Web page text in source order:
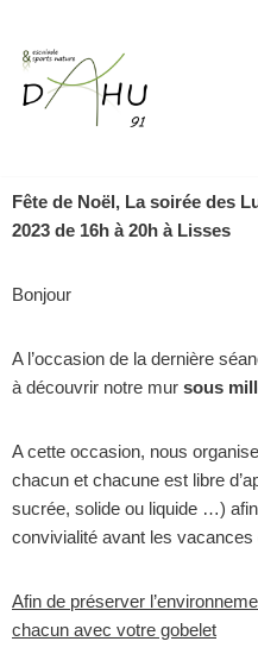
Aller
au
Fête de Noël, La soirée des
2023 de 16h à 20h à Lisses
Bonjour
A l’occasion de la dernière
à découvrir notre mur sous
A cette occasion, nous
chacun et chacune est libre
sucrée, solide ou liquide …)
convivialité avant les vacances
Afin de préserver
chacun avec votre gobelet